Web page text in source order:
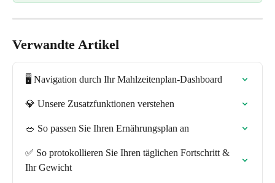
Verwandte Artikel
🖥️ Navigation durch Ihr Mahlzeitenplan-Dashboard
💎 Unsere Zusatzfunktionen verstehen
🥗 So passen Sie Ihren Ernährungsplan an
✅ So protokollieren Sie Ihren täglichen Fortschritt &
Ihr Gewicht